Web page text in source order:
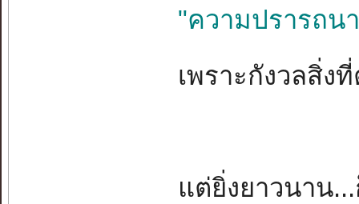
"ความปรารถน
เพราะกังวลสิ่ง
แต่ยิ่งยาวนาน